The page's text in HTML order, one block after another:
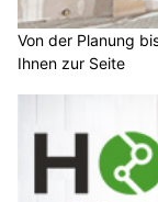
Von der Planung
Ihnen zur Seite